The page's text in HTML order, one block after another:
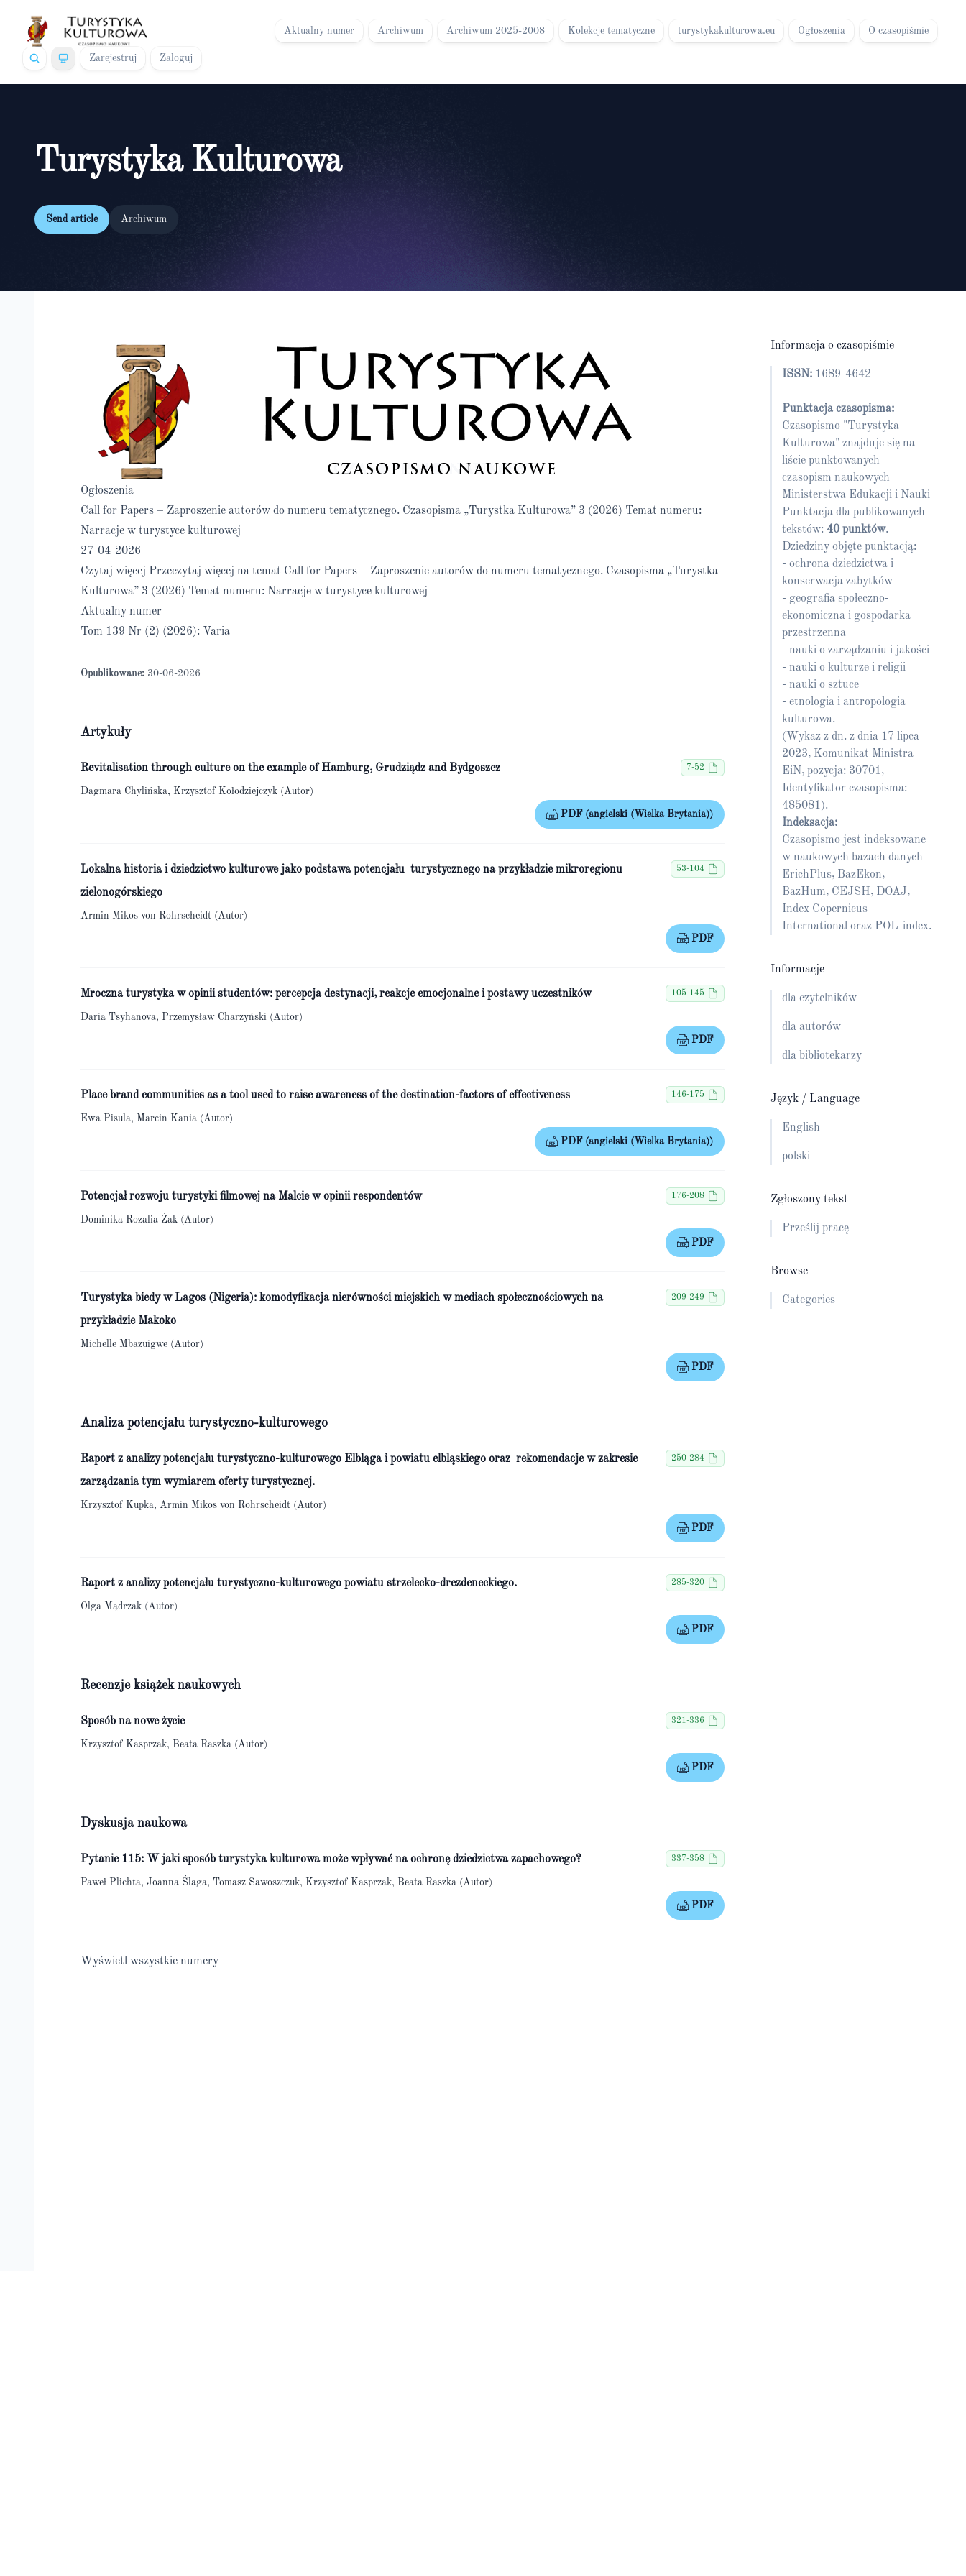
Aktualny numer Archiwum Archiwum 2025-2008 Kolekcje tematyczne turystykakulturowa.eu Ogłoszenia O czasopiśmie
Zarejestruj Zaloguj
Turystyka Kulturowa
Send article Archiwum
Ogłoszenia
Call for Papers – Zaproszenie autorów do numeru tematycznego. Czasopisma „Turystka Kulturowa” 3 (2026) Temat numeru:
Narracje w turystyce kulturowej
27-04-2026
Czytaj więcej Przeczytaj więcej na temat Call for Papers – Zaproszenie autorów do numeru tematycznego. Czasopisma „Turystka
Kulturowa” 3 (2026) Temat numeru: Narracje w turystyce kulturowej
Aktualny numer
Tom 139 Nr (2) (2026): Varia
Opublikowane: 30-06-2026
Artykuły
Revitalisation through culture on the example of Hamburg, Grudziądz and Bydgoszcz 7-52
Dagmara Chylińska, Krzysztof Kołodziejczyk (Autor)
PDF (angielski (Wielka Brytania))
Lokalna historia i dziedzictwo kulturowe jako podstawa potencjału turystycznego na przykładzie mikroregionu
zielonogórskiego
53-104
Armin Mikos von Rohrscheidt (Autor)
PDF
Mroczna turystyka w opinii studentów: percepcja destynacji, reakcje emocjonalne i postawy uczestników 105-145
Daria Tsyhanova, Przemysław Charzyński (Autor)
PDF
Place brand communities as a tool used to raise awareness of the destination-factors of effectiveness 146-175
Ewa Pisula, Marcin Kania (Autor)
PDF (angielski (Wielka Brytania))
Potencjał rozwoju turystyki filmowej na Malcie w opinii respondentów 176-208
Dominika Rozalia Żak (Autor)
PDF
Turystyka biedy w Lagos (Nigeria): komodyfikacja nierówności miejskich w mediach społecznościowych na
przykładzie Makoko
209-249
Michelle Mbazuigwe (Autor)
PDF
Analiza potencjału turystyczno-kulturowego
Raport z analizy potencjału turystyczno-kulturowego Elbląga i powiatu elbląskiego oraz rekomendacje w zakresie
zarządzania tym wymiarem oferty turystycznej.
250-284
Krzysztof Kupka, Armin Mikos von Rohrscheidt (Autor)
PDF
Raport z analizy potencjału turystyczno-kulturowego powiatu strzelecko-drezdeneckiego. 285-320
Olga Mądrzak (Autor)
PDF
Recenzje książek naukowych
Sposób na nowe życie 321-336
Krzysztof Kasprzak, Beata Raszka (Autor)
PDF
Dyskusja naukowa
Pytanie 115: W jaki sposób turystyka kulturowa może wpływać na ochronę dziedzictwa zapachowego? 337-358
Paweł Plichta, Joanna Ślaga, Tomasz Sawoszczuk, Krzysztof Kasprzak, Beata Raszka (Autor)
PDF
Wyświetl wszystkie numery
Informacja o czasopiśmie
ISSN: 1689-4642
Punktacja czasopisma:
Czasopismo "Turystyka
Kulturowa" znajduje się na
liście punktowanych
czasopism naukowych
Ministerstwa Edukacji i Nauki
Punktacja dla publikowanych
tekstów: 40 punktów.
Dziedziny objęte punktacją:
- ochrona dziedzictwa i
konserwacja zabytków
- geografia społeczno-
ekonomiczna i gospodarka
przestrzenna
- nauki o zarządzaniu i jakości
- nauki o kulturze i religii
- nauki o sztuce
- etnologia i antropologia
kulturowa.
(Wykaz z dn. z dnia 17 lipca
2023, Komunikat Ministra
EiN, pozycja: 30701,
Identyfikator czasopisma:
485081).
Indeksacja:
Czasopismo jest indeksowane
w naukowych bazach danych
ErichPlus, BazEkon,
BazHum, CEJSH, DOAJ,
Index Copernicus
International oraz POL-index.
Informacje
dla czytelników
dla autorów
dla bibliotekarzy
Język / Language
English
polski
Zgłoszony tekst
Prześlij pracę
Browse
Categories